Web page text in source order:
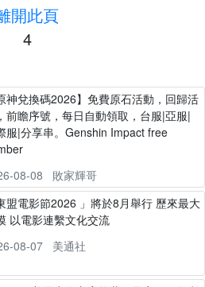
開此頁
4
神兌換碼2026】免費原石活動，回歸活
前瞻序號，每日自動領取，台服|亞服|
服|分享串。Genshin Impact free
08-08
敗家輝哥
盟電影節2026 」將於8月舉行 歷來最大
以電影連繫文化交流
08-07
美通社